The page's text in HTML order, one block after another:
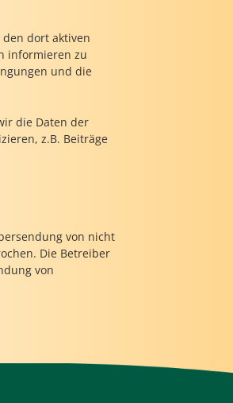
dort aktiven
informieren zu
und die
die Daten der
z.B. Beiträge
von nicht
Die Betreiber
von